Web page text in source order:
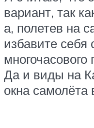
вариант, так
а, полетев на
избавите себя
Да и виды на
окна самолёта